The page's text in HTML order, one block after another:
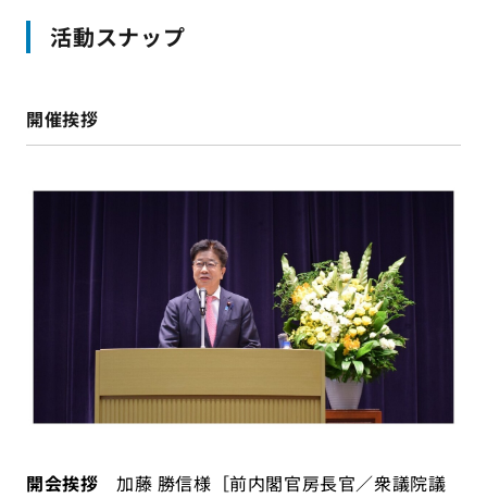
活動スナップ
開催挨拶
開会挨拶 加藤 勝信様［前内閣官房長官／衆議院議